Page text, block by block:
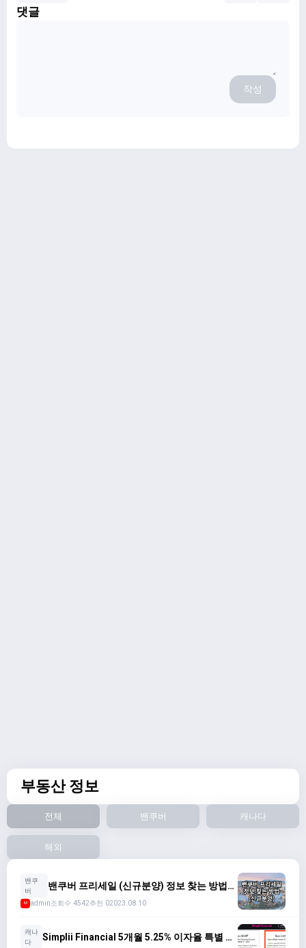
댓글
작성
부동산 정보
전체 밴쿠버 캐나다
해외
밴쿠
버
밴쿠버 프리세일 (신규분양) 정보 찾는 방법
M admin조회수 4542추천 02023.08.10
캐나
다
Simplii Financial 5개월 5.25% 이자율 특별 혜